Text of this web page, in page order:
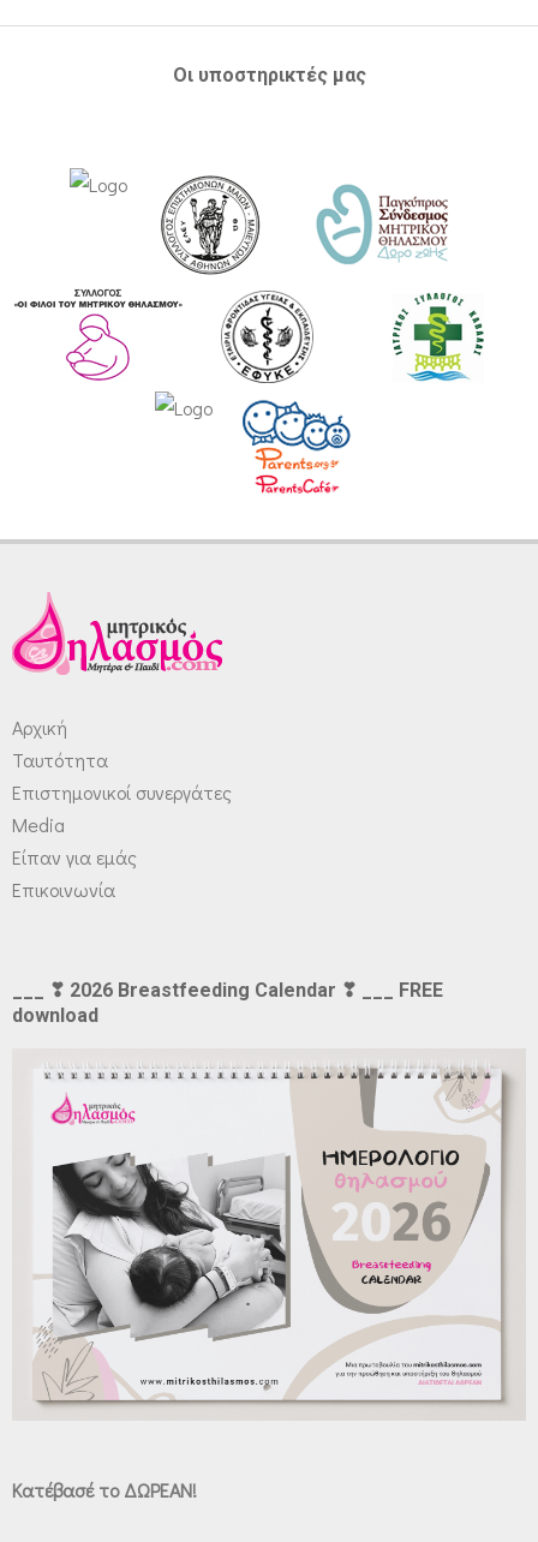
Οι υποστηρικτές μας
Αρχική
Ταυτότητα
Επιστημονικοί συνεργάτες
Media
Είπαν για εμάς
Επικοινωνία
___ ❣ 2026 Breastfeeding Calendar ❣ ___ FREE
download
Κατέβασέ το ΔΩΡΕΑΝ!